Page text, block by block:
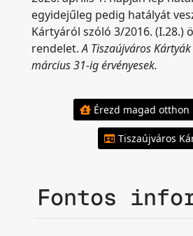
egyidejűleg pedig hatályát
Kártyáról szóló 3/2016. (I.28.)
rendelet.A Tiszaújváros
március 31-ig érvényesek.
Érezd magad
Tiszaújváros
Fontos